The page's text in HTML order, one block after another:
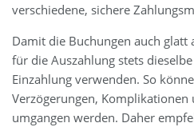
verschiedene, sichere
Damit die Buchungen auch
für die Auszahlung stets
Einzahlung verwenden. So
Verzögerungen, Komplikationen
umgangen werden. Daher